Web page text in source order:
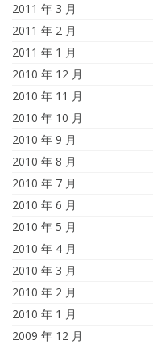
2011 年 3 月
2011 年 2 月
2011 年 1 月
2010 年 12 月
2010 年 11 月
2010 年 10 月
2010 年 9 月
2010 年 8 月
2010 年 7 月
2010 年 6 月
2010 年 5 月
2010 年 4 月
2010 年 3 月
2010 年 2 月
2010 年 1 月
2009 年 12 月